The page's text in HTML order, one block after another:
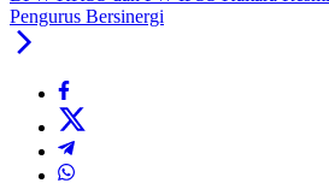
Pengurus Bersinergi